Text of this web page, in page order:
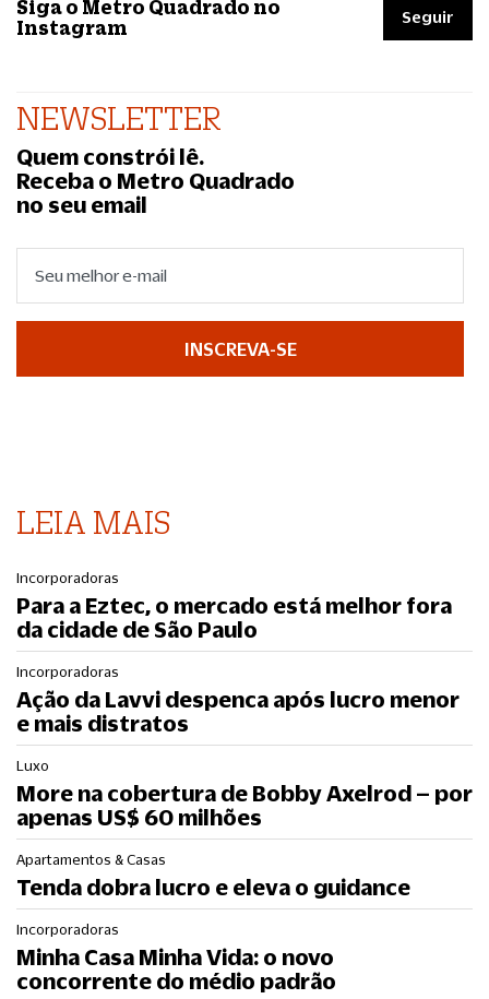
Siga o Metro Quadrado no
Instagram
Seguir
NEWSLETTER
Quem constrói lê.
Receba o Metro Quadrado
no seu email
INSCREVA-SE
LEIA MAIS
Incorporadoras
Para a Eztec, o mercado está melhor fora
da cidade de São Paulo
Incorporadoras
Ação da Lavvi despenca após lucro menor
e mais distratos
Luxo
More na cobertura de Bobby Axelrod – por
apenas US$ 60 milhões
Apartamentos & Casas
Tenda dobra lucro e eleva o guidance
Incorporadoras
Minha Casa Minha Vida: o novo
concorrente do médio padrão